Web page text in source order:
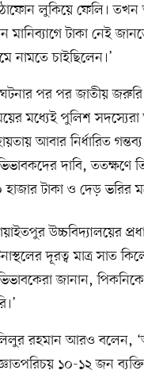
লুকিয়ে ফেলি। তখন
মানিব্যাগে টাকা নেই
নামতে চাইছিলেন।’
পর পর জাতীয় জরুরি
মধ্যেই পুলিশ সদস্যেরা
আবার নির্ধারিত
দাবি, ততক্ষণে
হাজার টাকা ও দেড় ভরির
উচ্চবিদ্যালয়ের
দূরত্ব মাত্র সাত
জানান,
রহমান আরও বলেন,
১০-১২ জন